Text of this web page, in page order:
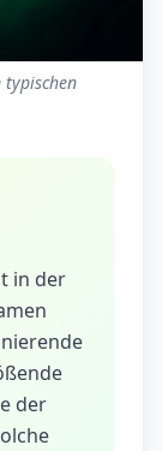
in der
der